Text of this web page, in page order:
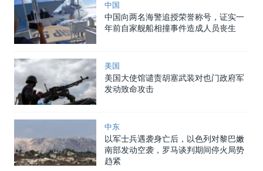
中国
中国向两名海警追授荣誉称号，证实一
年前自家舰船相撞事件造成人员丧生
美国
美国大使馆谴责胡塞武装对也门政府军
发动致命攻击
中东
以军士兵遇袭身亡后，以色列对黎巴嫩
南部发动空袭，罗马谈判期间停火局势
趋紧